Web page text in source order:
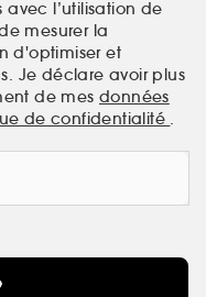
avec l’utilisation de
mesurer la
d'optimiser et
Je déclare avoir plus
de mes données
de confidentialité .